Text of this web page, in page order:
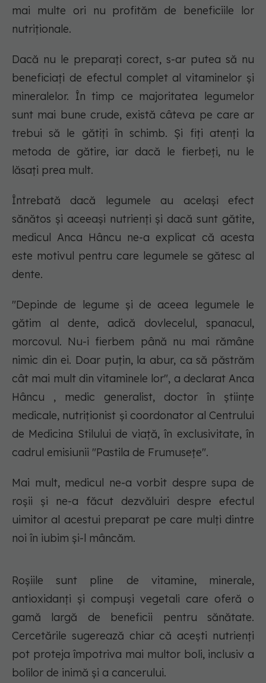
mai multe ori nu profităm de beneficiile lor
nutriționale.
Dacă nu le preparați corect, s-ar putea să nu
beneficiați de efectul complet al vitaminelor și
mineralelor. În timp ce majoritatea legumelor
sunt mai bune crude, există câteva pe care ar
trebui să le gătiți în schimb. Și fiți atenți la
metoda de gătire, iar dacă le fierbeți, nu le
lăsați prea mult.
Întrebată dacă legumele au același efect
sănătos și aceeași nutrienți și dacă sunt gătite,
medicul Anca Hâncu ne-a explicat că acesta
este motivul pentru care legumele se gătesc al
dente.
"Depinde de legume și de aceea legumele le
gătim al dente, adică dovlecelul, spanacul,
morcovul. Nu-i fierbem până nu mai rămâne
nimic din ei. Doar puțin, la abur, ca să păstrăm
cât mai mult din vitaminele lor", a declarat Anca
Hâncu , medic generalist, doctor în științe
medicale, nutriționist și coordonator al Centrului
de Medicina Stilului de viață, în exclusivitate, în
cadrul emisiunii "Pastila de Frumusețe".
Mai mult, medicul ne-a vorbit despre supa de
roșii și ne-a făcut dezvăluiri despre efectul
uimitor al acestui preparat pe care mulți dintre
noi în iubim și-l mâncăm.
Roșiile sunt pline de vitamine, minerale,
antioxidanți și compuși vegetali care oferă o
gamă largă de beneficii pentru sănătate.
Cercetările sugerează chiar că acești nutrienți
pot proteja împotriva mai multor boli, inclusiv a
bolilor de inimă și a cancerului.